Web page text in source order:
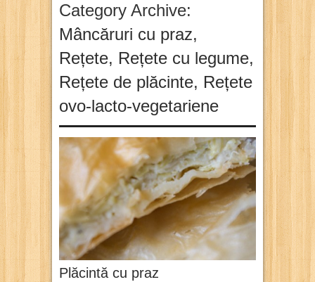
Category Archive:
Mâncăruri cu praz,
Rețete, Rețete cu legume,
Rețete de plăcinte, Rețete
ovo-lacto-vegetariene
Plăcintă cu praz